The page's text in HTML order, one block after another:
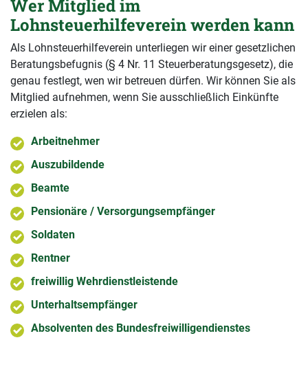
Wer Mitglied im
Lohnsteuerhilfeverein werden kann
Als Lohnsteuerhilfeverein unterliegen wir einer gesetzlichen
Beratungsbefugnis (§ 4 Nr. 11 Steuerberatungsgesetz), die
genau festlegt, wen wir betreuen dürfen. Wir können Sie als
Mitglied aufnehmen, wenn Sie ausschließlich Einkünfte
erzielen als:
Arbeitnehmer
Auszubildende
Beamte
Pensionäre / Versorgungsempfänger
Soldaten
Rentner
freiwillig Wehrdienstleistende
Unterhaltsempfänger
Absolventen des Bundesfreiwilligendienstes